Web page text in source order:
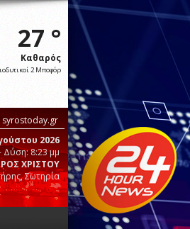
27 °
Καθαρός
2 Μποφόρ
syrostoday.gr
2026
Δύση: 8:23 μμ
ΧΡΙΣΤΟΥ
Σωτηρία